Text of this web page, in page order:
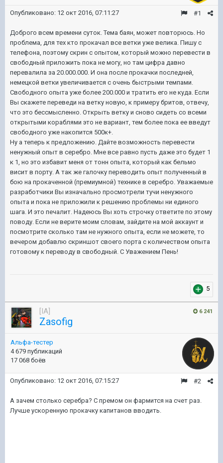
#1
Опубликовано: 12 окт 2016, 07:11:27
Доброго всем времени суток. Тема баян, может повторюсь. Но
проблема, для тех кто прокачал все ветки уже велика. Пишу с
телефона, поэтому скрин с опытом, который можно перевести в
свободный приложить пока не могу, но там цифра давно
перевалила за 20.000.000. И она после прокачки последней,
немецкой ветки увеличивается с очень быстрыми темпами.
Свободного опыта уже более 200.000 и тратить его не куда. Если
Вы скажете переведи на ветку новую, к примеру бритов, отвечу,
что это бессмысленно. Открыть ветку и сново сидеть со всеми
открытыми кораблями это не вариант, тем более пока ее введут
свободного уже накопится 500к+.
Ну а теперь к предложению. Дайте возможность перевести
ненужный опыт в серебро. Мне все равно пусть даже это будет 1
к 1, но это избавит меня от тонн опыта, который как бельмо
висит в порту. А так же галочку переводить опыт полученный в
бою на прокаченной (премиумной) технике в серебро. Уважаемые
разработчики Вы изначально просмотрели тучи ненужного
опыта и пока не приложили к решению проблемы ни единого
шага. И это печалит. Надеюсь Вы хоть строчку ответите по этому
поводу. Если не верите моим словам, зайдите на мой аккаунт и
посмотрите сколько там не нужного опыта, если не можете, то
вечером добавлю скриншот своего порта с количеством опыта
готовому к переводу в свободный. С Уважением Пень!
5
6 241
[IA]
Zasofig
Альфа-тестер
4 679 публикаций
17 068 боёв
#2
Опубликовано: 12 окт 2016, 07:15:27
А зачем столько серебра? С премом он фармится на счет раз.
Лучше ускоренную прокачку капитанов вводить.